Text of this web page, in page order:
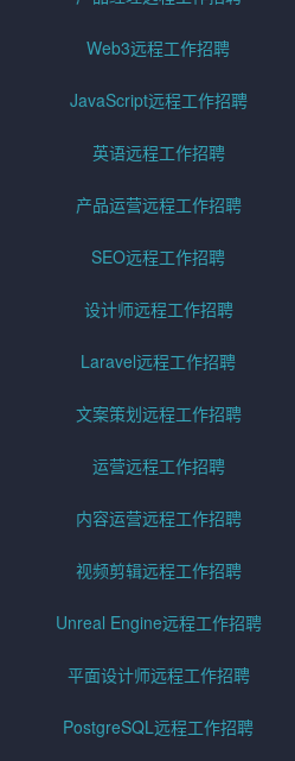
Web3远程工作招聘
JavaScript远程工作招聘
英语远程工作招聘
产品运营远程工作招聘
SEO远程工作招聘
设计师远程工作招聘
Laravel远程工作招聘
文案策划远程工作招聘
运营远程工作招聘
内容运营远程工作招聘
视频剪辑远程工作招聘
Unreal Engine远程工作招聘
平面设计师远程工作招聘
PostgreSQL远程工作招聘